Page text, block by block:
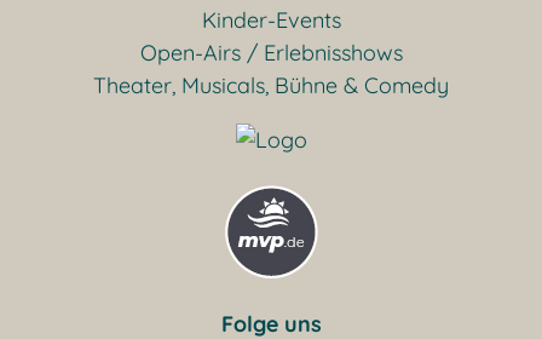
Kinder-Events
Open-Airs / Erlebnisshows
Theater, Musicals, Bühne & Comedy
Folge uns